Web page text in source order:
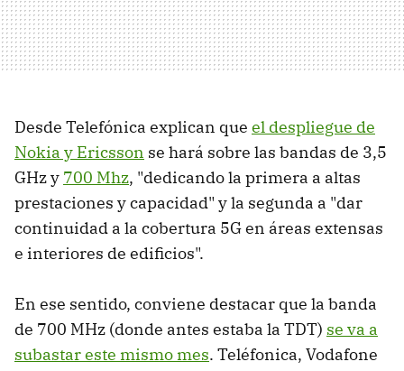
Desde Telefónica explican que el despliegue de
Nokia y Ericsson se hará sobre las bandas de 3,5
GHz y 700 Mhz, "dedicando la primera a altas
prestaciones y capacidad" y la segunda a "dar
continuidad a la cobertura 5G en áreas extensas
e interiores de edificios".
En ese sentido, conviene destacar que la banda
de 700 MHz (donde antes estaba la TDT) se va a
subastar este mismo mes. Teléfonica, Vodafone